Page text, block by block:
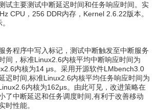
试主要测试中断延迟时间和任务响应时间。实
CPU，256 DDR内存，Kernel 2.6.22版本。
务程序中写入标记，测试中断触发至中断服务
间，标准Linux2.6内核平均中断响应时间为
内核为14 μs。采用开源软件LMbench3.0
迟时间,标准Linux2.6内核平均任务响应时间为
内核为162μs。由此可见，改进策略在
了中断延迟和任务调度时间,有利于改善移动
时性能。